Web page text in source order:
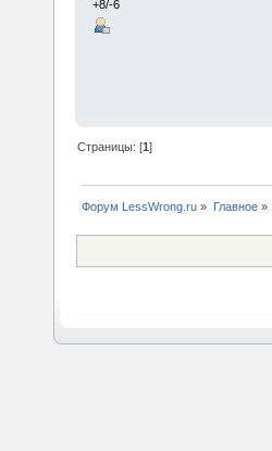
+8/-6
Страницы: [1]
Форум LessWrong.ru » Главное»